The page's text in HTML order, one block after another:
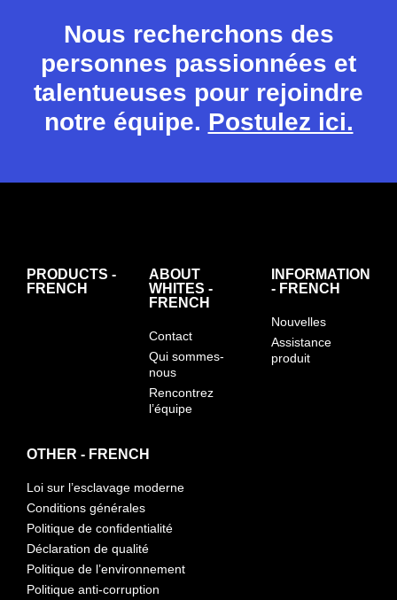
Nous recherchons des
personnes passionnées et
talentueuses pour rejoindre
notre équipe. Postulez ici.
PRODUCTS -
FRENCH
ABOUT
WHITES -
FRENCH
Contact
Qui sommes-
nous
Rencontrez
l’équipe
INFORMATION
- FRENCH
Nouvelles
Assistance
produit
OTHER - FRENCH
Loi sur l’esclavage moderne
Conditions générales
Politique de confidentialité
Déclaration de qualité
Politique de l’environnement
Politique anti-corruption